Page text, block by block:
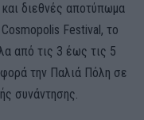
διεθνές αποτύπωμα
Festival, το
από τις 3 έως τις 5
φορά την Παλιά Πόλη σε
συνάντησης.